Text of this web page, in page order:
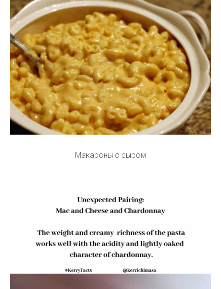
Макароны с сыром